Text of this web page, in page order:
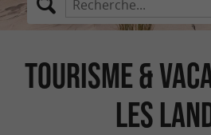
Tourisme &
les